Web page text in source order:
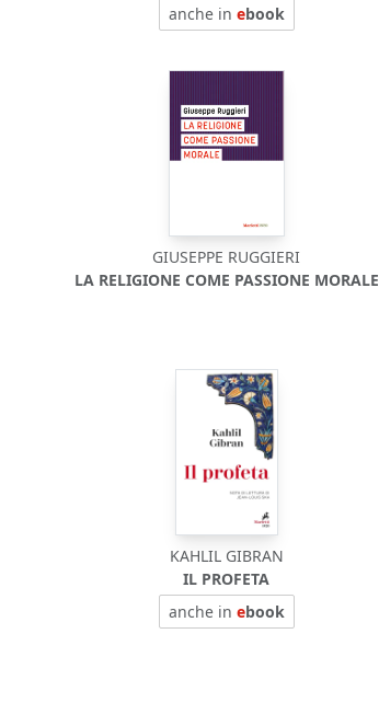
anche in ebook
GIUSEPPE RUGGIERI
LA RELIGIONE COME PASSIONE MORALE
KAHLIL GIBRAN
IL PROFETA
anche in ebook